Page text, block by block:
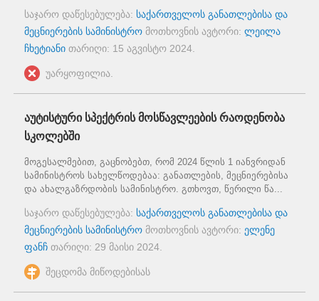
საჯარო დაწესებულება: საქართველოს განათლებისა და
მეცნიერების სამინისტრო მოთხოვნის ავტორი: ლეილა
ჩხეტიანი თარიღი: 15 აგვისტო 2024
უარყოფილია.
აუტისტური სპექტრის მოსწავლეების რაოდენობა
სკოლებში
მოგესალმებით, გაცნობებთ, რომ 2024 წლის 1 იანვრიდან
სამინისტროს სახელწოდებაა: განათლების, მეცნიერებისა
და ახალგაზრდობის სამინისტრო. გთხოვთ, წერილი წა...
საჯარო დაწესებულება: საქართველოს განათლებისა და
მეცნიერების სამინისტრო მოთხოვნის ავტორი: ელენე
ფანჩ თარიღი: 29 მაისი 2024
შეცდომა მიწოდებისას